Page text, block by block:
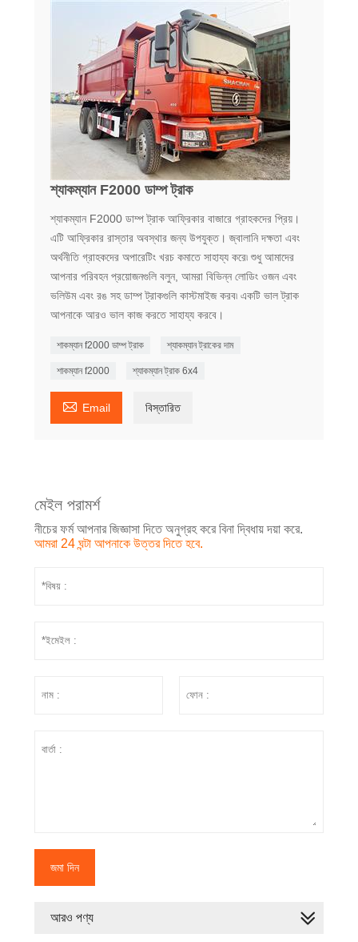
শ্যাকম্যান F2000 ডাম্প ট্রাক
শ্যাকম্যান F2000 ডাম্প ট্রাক আফ্রিকার বাজারে গ্রাহকদের প্রিয়।
এটি আফ্রিকার রাস্তার অবস্থার জন্য উপযুক্ত। জ্বালানি দক্ষতা এবং
অর্থনীতি গ্রাহকদের অপারেটিং খরচ কমাতে সাহায্য করে৷ শুধু আমাদের
আপনার পরিবহন প্রয়োজনগুলি বলুন, আমরা বিভিন্ন লোডিং ওজন এবং
ভলিউম এবং রঙ সহ ডাম্প ট্রাকগুলি কাস্টমাইজ করব৷ একটি ভাল ট্রাক
আপনাকে আরও ভাল কাজ করতে সাহায্য করবে।
শাকম্যান f2000 ডাম্প ট্রাক শ্যাকম্যান ট্রাকের দাম
শাকম্যান f2000 শ্যাকম্যান ট্রাক 6x4
 Email বিস্তারিত
মেইল পরামর্শ
নীচের ফর্ম আপনার জিজ্ঞাসা দিতে অনুগ্রহ করে বিনা দ্বিধায় দয়া করে.
আমরা 24 ঘন্টা আপনাকে উত্তর দিতে হবে.
জমা দিন
আরও পণ্য